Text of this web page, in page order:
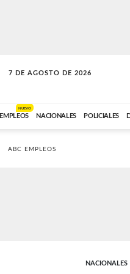
7 DE AGOSTO DE 2026
VITAMINAS
EMPLEOS
NUEVO
NACIONALES POLICIALES
ABC EMPLEOS
NACIONALES